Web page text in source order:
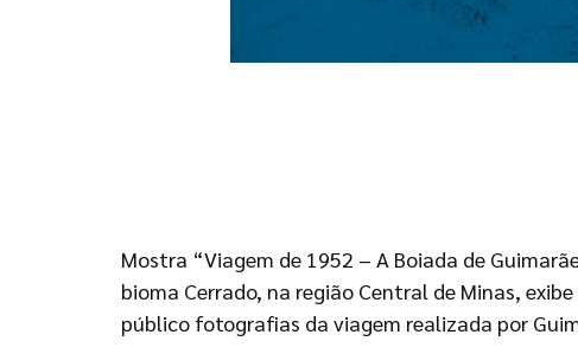
Mostra “Viagem de 1952 – A Boiada de
bioma Cerrado, na região Central de Minas,
público fotografias da viagem realizada por